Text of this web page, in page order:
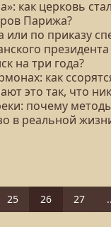
как церковь
Парижа?
или по приказу
на три года?
как
это так, что
почему
в реальной
25 26 27